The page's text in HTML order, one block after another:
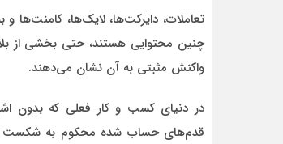
تعاملات، دایرکت‌ها، لایک‌ها،
چنین محتوایی هستند، حتی بخشی از
واکنش مثبتی به آن نشان می‌دهند.
در دنیای کسب و کار فعلی که بدون
قدم‌های حساب شده محکوم به شکست است